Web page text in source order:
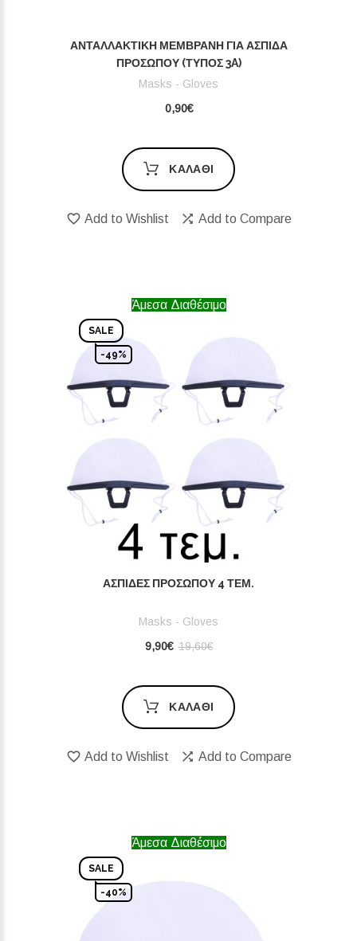
ΑΝΤΑΛΛΑΚΤΙΚΉ ΜΕΜΒΡΆΝΗ ΓΙΑ ΑΣΠΊΔΑ
ΠΡΟΣΏΠΟΥ (ΤΎΠΟΣ 3A)
Masks - Gloves
0,90€
ΚΑΛΆΘΙ
Add to Wishlist Add to Compare
SALE
-49%
Άμεσα Διαθέσιμο
ΑΣΠΊΔΕΣ ΠΡΟΣΏΠΟΥ 4 ΤΕΜ.
Masks - Gloves
9,90€ 19,60€
ΚΑΛΆΘΙ
Add to Wishlist Add to Compare
SALE
-40%
Άμεσα Διαθέσιμο